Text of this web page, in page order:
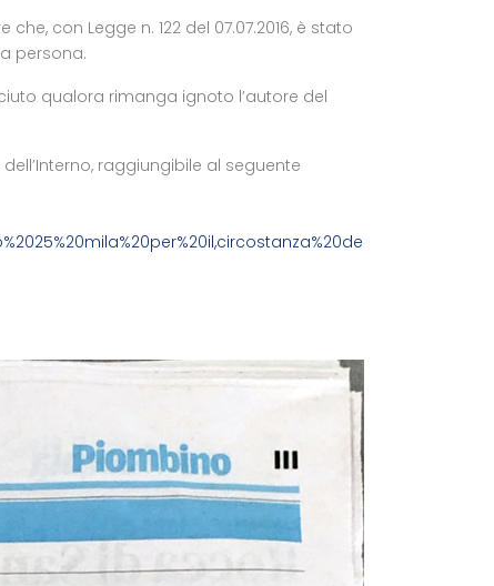
con Legge n. 122 del 07.07.2016, è stato
persona.
qualora rimanga ignoto l’autore del
raggiungibile al seguente